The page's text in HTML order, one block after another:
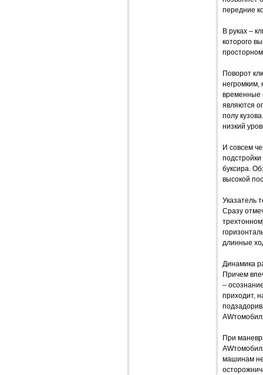
передние
В руках –
которого
Поворот
негромким,
временные
являются
полу
низкий
И совсем
буксира.
высокой
Указатель
Сразу
длинные
Динамика
Причем
–
приходит,
При
машинам не